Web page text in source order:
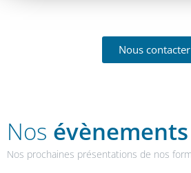
Nous contacter
Nos évènements
Nos prochaines présentations de nos